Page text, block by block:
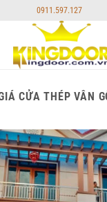
0911.597.127
CỬA THÉP VÂN